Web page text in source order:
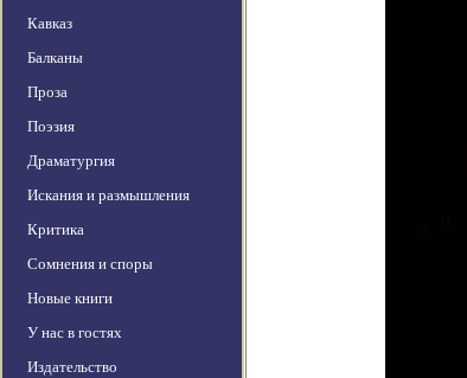
Кавказ
Балканы
Проза
Поэзия
Драматургия
Искания и размышления
Критика
Сомнения и споры
Новые книги
У нас в гостях
Издательство